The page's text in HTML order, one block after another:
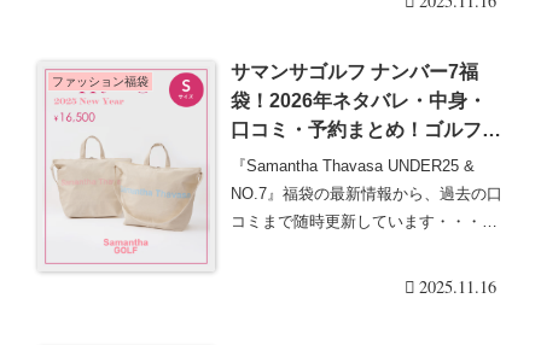
ファッション福袋
サマンサゴルフ ナンバー7福
袋！2026年ネタバレ・中身・
口コミ・予約まとめ！ゴルフウ
ェアが♡
『Samantha Thavasa UNDER25 &
NO.7』福袋の最新情報から、過去の口
コミまで随時更新しています・・・続
2025.11.16